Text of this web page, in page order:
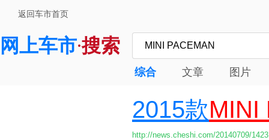
返回车市首页
网上车市·搜索
综合 文章 图片
2015款MINI
http://news.cheshi.com/20140709/